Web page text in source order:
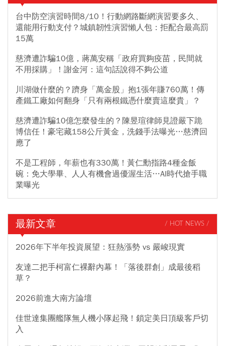
台中防空演習時間8/10！行動網路斷網演習要多久、
還能用行動支付？城鎮韌性演習懶人包：拒配合最高罰
15萬
慈濟遭詐騙10億，蔣萬安稱「政府買夠疫苗，民間就
不用採購」！謝金河：這句話說得不夠公道
川湖做什麼的？躋身「萬金股」抱1張年賺760萬！傳
產鐵工廠如何翻身「只有兩根鐵憑什麼賣這麼貴」？
慈濟遭詐騙10億怎麼發生的？陳昱瑄律師見證嚴下跪
博信任！豪宅藏158公斤黃金，洗錢手法曝光…慈濟回
應了
不是工程師，年薪也有330萬！黃仁勳指路4種金飯
碗：免大學畢、人人有機會過優渥生活…AI時代搶手職
業曝光
最新文章 / HOT NEWS /
2026年下半年投資展望：狂熱漲勢 vs 嚴峻現實
友達二把手柯富仁裸辭內幕！「落後群創」成最後稻
草？
2026前進大南方論壇
佳世達集團艦隊無人機小隊起飛！鎖定美日頂級客戶切
入